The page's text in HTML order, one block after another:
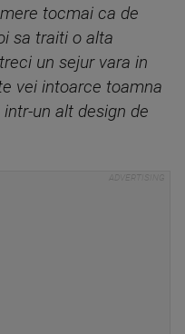
tocmai ca de
sa traiti o alta
un sejur vara in
vei intoarce toamna
un alt design de